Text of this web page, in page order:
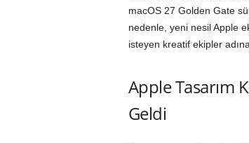
macOS 27 Golden Gate
nedenle, yeni nesil Apple
isteyen kreatif ekipler
Apple Tasarım
Geldi